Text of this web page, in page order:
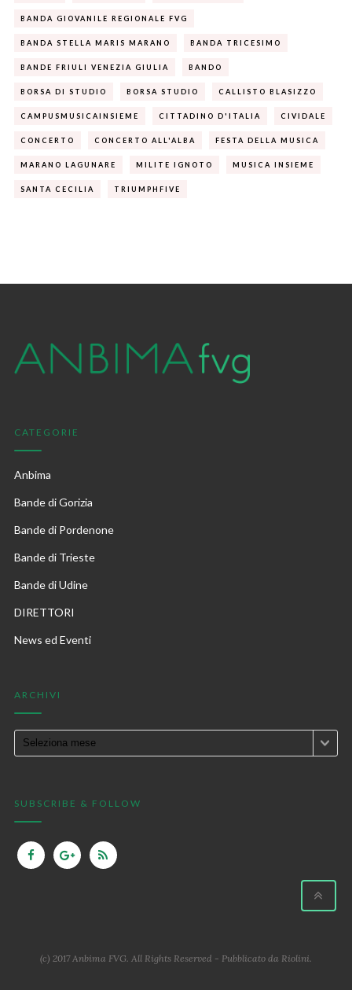
BANDA GIOVANILE REGIONALE FVG
BANDA STELLA MARIS MARANO BANDA TRICESIMO
BANDE FRIULI VENEZIA GIULIA BANDO
BORSA DI STUDIO BORSA STUDIO CALLISTO BLASIZZO
CAMPUSMUSICAINSIEME CITTADINO D'ITALIA CIVIDALE
CONCERTO CONCERTO ALL'ALBA FESTA DELLA MUSICA
MARANO LAGUNARE MILITE IGNOTO MUSICA INSIEME
SANTA CECILIA TRIUMPHFIVE
CATEGORIE
Anbima
Bande di Gorizia
Bande di Pordenone
Bande di Trieste
Bande di Udine
DIRETTORI
News ed Eventi
ARCHIVI
SUBSCRIBE & FOLLOW
(c) 2017 Anbima FVG. All Rights Reserved - Pubblicato da Riolini.